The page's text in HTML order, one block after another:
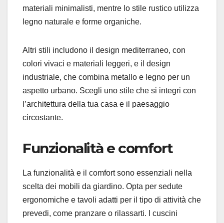
materiali minimalisti, mentre lo stile rustico utilizza
legno naturale e forme organiche.
Altri stili includono il design mediterraneo, con
colori vivaci e materiali leggeri, e il design
industriale, che combina metallo e legno per un
aspetto urbano. Scegli uno stile che si integri con
l’architettura della tua casa e il paesaggio
circostante.
Funzionalità e comfort
La funzionalità e il comfort sono essenziali nella
scelta dei mobili da giardino. Opta per sedute
ergonomiche e tavoli adatti per il tipo di attività che
prevedi, come pranzare o rilassarti. I cuscini